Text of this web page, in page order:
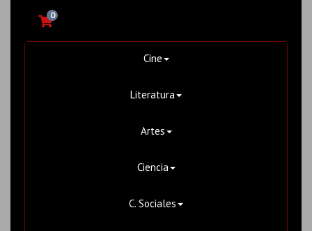
0
Cine
Literatura
Artes
Ciencia
C. Sociales